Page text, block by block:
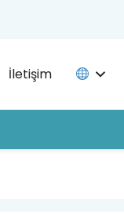
İletişim